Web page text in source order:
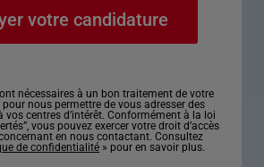
nécessaires à un bon traitement de votre
nous permettre de vous adresser des
vos centres d’intérêt. Conformément à la loi
vous pouvez exercer votre droit d’accès
en nous contactant. Consultez
de confidentialité » pour en savoir plus.